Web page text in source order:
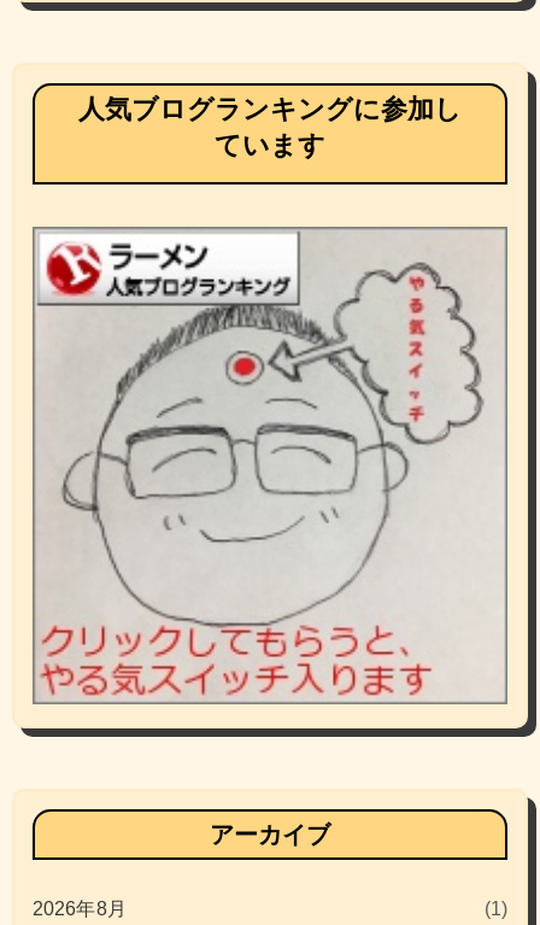
人気ブログランキングに参加し
ています
アーカイブ
2026年8月 (1)